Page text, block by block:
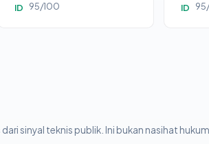
ID 95/100 ID
sinyal teknis publik. Ini bukan nasihat